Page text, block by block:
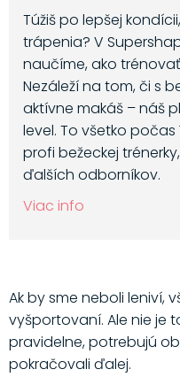
Túžiš po lepšej
trápenia? V
naučíme, ako
Nezáleží na tom, či s
aktívne makáš – náš
level. To všetko
profi bežeckej
ďalších odborníkov.
Viac info
Ak by sme neboli leniví,
vyšportovaní. Ale nie je
pravidelne, potrebujú
pokračovali ďalej.